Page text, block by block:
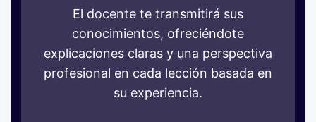
El docente te transmitirá sus
conocimientos, ofreciéndote
explicaciones claras y una perspectiva
profesional en cada lección basada en
su experiencia.